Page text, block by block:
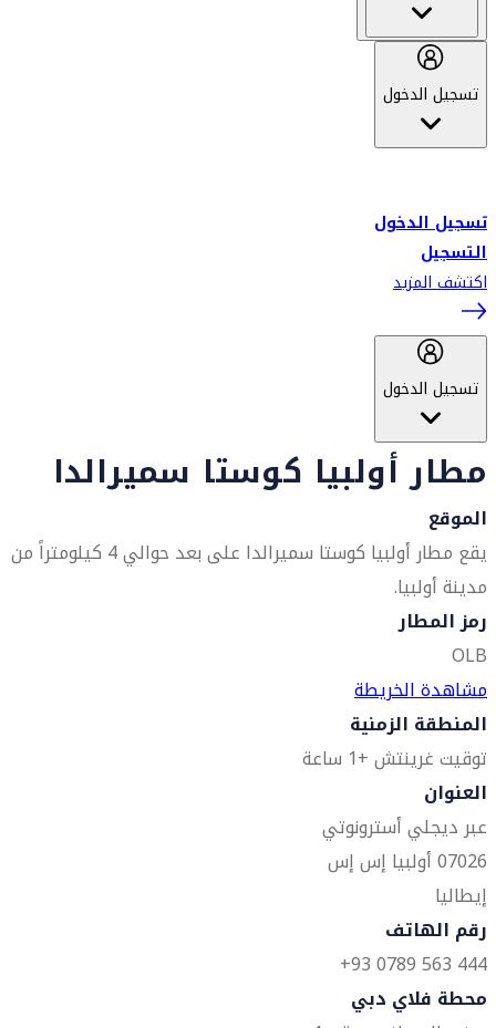
تسجيل الدخول
تسجيل الدخول
التسجيل
اكتشف المزيد
تسجيل الدخول
مطار أولبيا كوستا سميرالدا
الموقع
يقع مطار أولبيا كوستا سميرالدا على بعد حوالي 4 كيلومتراً من
مدينة أولبيا.
رمز المطار
OLB
مشاهدة الخريطة
المنطقة الزمنية
توقيت غرينتش +1 ساعة
العنوان
عبر ديجلي أسترونوتي
07026 أولبيا إس إس
إيطاليا
رقم الهاتف
444 563 0789 93+
محطة فلاي دبي